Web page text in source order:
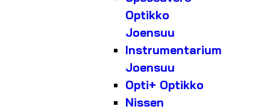
Optikko
Joensuu
Instrumentarium
Joensuu
Opti+ Optikko
Nissen